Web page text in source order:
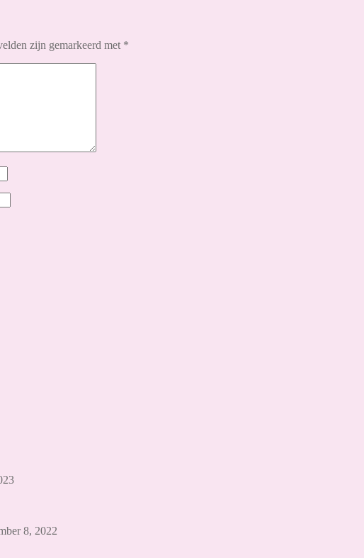
zijn gemarkeerd met *
8, 2022